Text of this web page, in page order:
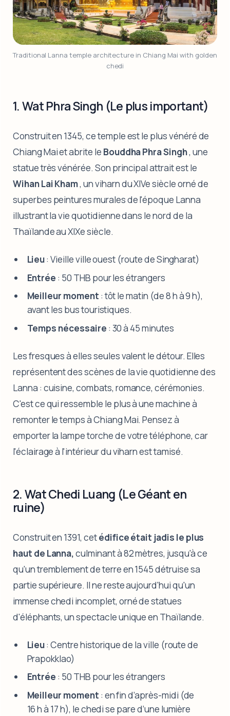
Traditional Lanna temple architecture in Chiang Mai with golden
chedi
1. Wat Phra Singh (Le plus important)
Construit en 1345, ce temple est le plus vénéré de
Chiang Mai et abrite le Bouddha Phra Singh, une
statue très vénérée. Son principal attrait est le
Wihan Lai Kham, un viharn du XIVe siècle orné de
superbes peintures murales de l'époque Lanna
illustrant la vie quotidienne dans le nord de la
Thaïlande au XIXe siècle.
Lieu: Vieille ville ouest (route de Singharat)
Entrée : 50 THB pour les étrangers
Meilleur moment : tôt le matin (de 8 h à 9 h),
avant les bus touristiques.
Temps nécessaire : 30 à 45 minutes
Les fresques à elles seules valent le détour. Elles
représentent des scènes de la vie quotidienne des
Lanna : cuisine, combats, romance, cérémonies.
C'est ce qui ressemble le plus à une machine à
remonter le temps à Chiang Mai. Pensez à
emporter la lampe torche de votre téléphone, car
l'éclairage à l'intérieur du viharn est tamisé.
2. Wat Chedi Luang (Le Géant en
ruine)
Construit en 1391, cetédifice était jadis le plus
haut de Lanna,culminant à 82 mètres, jusqu'à ce
qu'un tremblement de terre en 1545 détruise sa
partie supérieure. Il ne reste aujourd'hui qu'un
immense chedi incomplet, orné de statues
d'éléphants, un spectacle unique en Thaïlande.
Lieu: Centre historique de la ville (route de
Prapokklao)
Entrée : 50 THB pour les étrangers
Meilleur moment : en fin d’après-midi (de
16 h à 17 h), le chedi se pare d’une lumière